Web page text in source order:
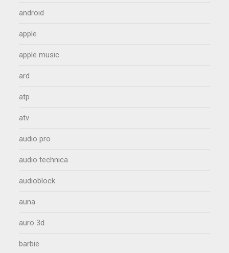
android
apple
apple music
ard
atp
atv
audio pro
audio technica
audioblock
auna
auro 3d
barbie